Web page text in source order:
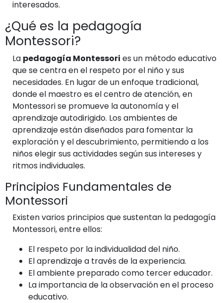
interesados.
¿Qué es la pedagogía
Montessori?
La pedagogía Montessori es un método educativo
que se centra en el respeto por el niño y sus
necesidades. En lugar de un enfoque tradicional,
donde el maestro es el centro de atención, en
Montessori se promueve la autonomía y el
aprendizaje autodirigido. Los ambientes de
aprendizaje están diseñados para fomentar la
exploración y el descubrimiento, permitiendo a los
niños elegir sus actividades según sus intereses y
ritmos individuales.
Principios Fundamentales de
Montessori
Existen varios principios que sustentan la pedagogía
Montessori, entre ellos:
El respeto por la individualidad del niño.
El aprendizaje a través de la experiencia.
El ambiente preparado como tercer educador.
La importancia de la observación en el proceso
educativo.